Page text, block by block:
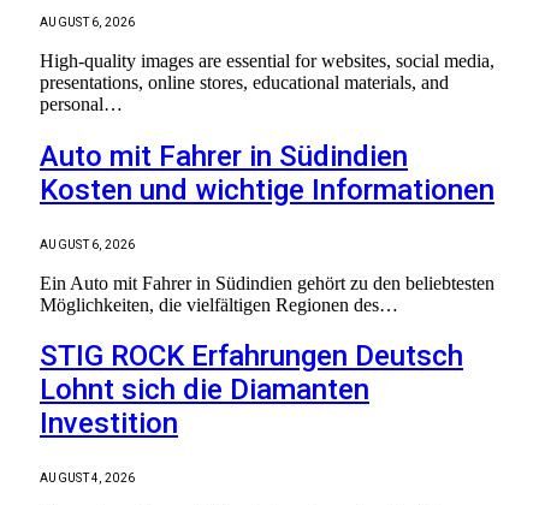
AUGUST 6, 2026
High-quality images are essential for websites, social media,
presentations, online stores, educational materials, and
personal…
Auto mit Fahrer in Südindien
Kosten und wichtige Informationen
AUGUST 6, 2026
Ein Auto mit Fahrer in Südindien gehört zu den beliebtesten
Möglichkeiten, die vielfältigen Regionen des…
STIG ROCK Erfahrungen Deutsch
Lohnt sich die Diamanten
Investition
AUGUST 4, 2026